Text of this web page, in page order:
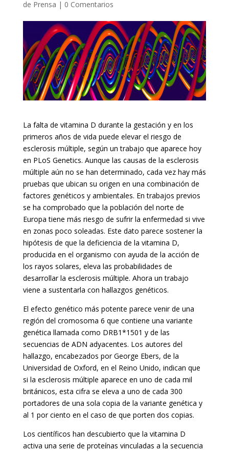
de Prensa | 0 Comentarios
La falta de vitamina D durante la gestación y en los
primeros años de vida puede elevar el riesgo de
esclerosis múltiple, según un trabajo que aparece hoy
en PLoS Genetics. Aunque las causas de la esclerosis
múltiple aún no se han determinado, cada vez hay más
pruebas que ubican su origen en una combinación de
factores genéticos y ambientales. En trabajos previos
se ha comprobado que la población del norte de
Europa tiene más riesgo de sufrir la enfermedad si vive
en zonas poco soleadas. Este dato parece sostener la
hipótesis de que la deficiencia de la vitamina D,
producida en el organismo con ayuda de la acción de
los rayos solares, eleva las probabilidades de
desarrollar la esclerosis múltiple. Ahora un trabajo
viene a sustentarla con hallazgos genéticos.
El efecto genético más potente parece venir de una
región del cromosoma 6 que contiene una variante
genética llamada como DRB1*1501 y de las
secuencias de ADN adyacentes. Los autores del
hallazgo, encabezados por George Ebers, de la
Universidad de Oxford, en el Reino Unido, indican que
si la esclerosis múltiple aparece en uno de cada mil
británicos, esta cifra se eleva a uno de cada 300
portadores de una sola copia de la variante genética y
al 1 por ciento en el caso de que porten dos copias.
Los científicos han descubierto que la vitamina D
activa una serie de proteínas vinculadas a la secuencia